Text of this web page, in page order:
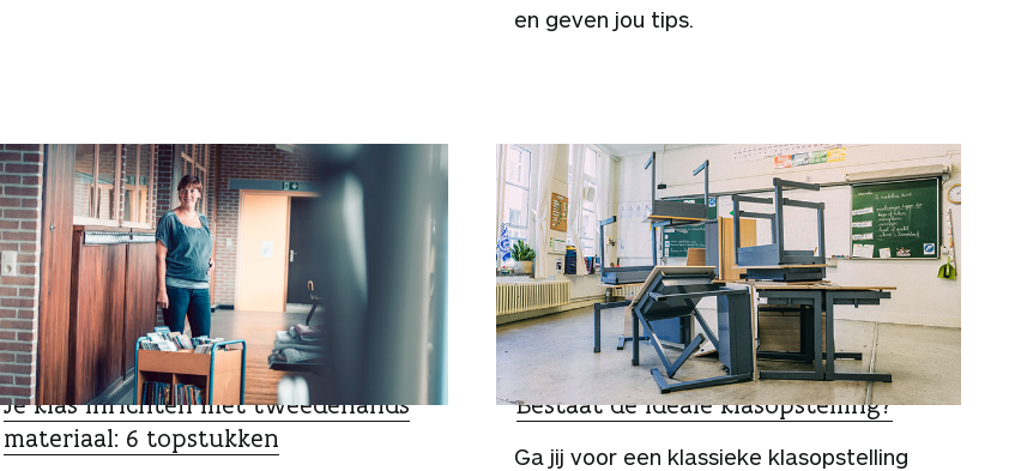
en geven jou tips.
SCHOOLTIPS
Je klas inrichten met tweedehands
materiaal: 6 topstukken
TIPS
Bestaat de ideale klasopstelling?
Ga jij voor een klassieke klasopstelling